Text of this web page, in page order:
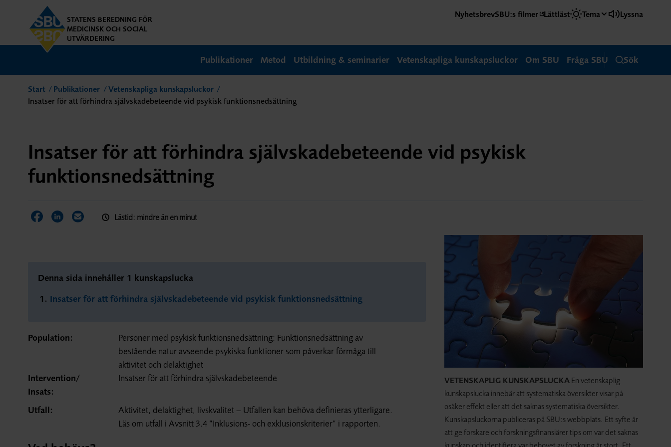
STATENS BEREDNING FÖR
MEDICINSK OCH SOCIAL
UTVÄRDERING
NyhetsbrevSBU:s filmer Lättläst Tema Lyssna
Publikationer Metod Utbildning & seminarier Vetenskapliga kunskapsluckor Om SBU Fråga SBU Sök
Start Publikationer
Vetenskapliga kunskapsluckor
Insatser för att förhindra självskadebeteende vid psykisk funktionsnedsättning
Insatser för att förhindra självskadebeteende vid psykisk
funktionsnedsättning
Dela sidan på Facebook
Dela sidan på LinkedIn
Dela sidan via E-post
Lästid: mindre än en minut
Denna sida innehåller 1 kunskapslucka
Insatser för att förhindra självskadebeteende vid psykisk funktionsnedsättning
Population:
Personer med psykisk funktionsnedsättning: Funktionsnedsättning av
bestående natur avseende psykiska funktioner som påverkar förmåga till
aktivitet och delaktighet
Intervention/
Insats:
Insatser för att förhindra självskadebeteende
Utfall:
Aktivitet, delaktighet, livskvalitet – Utfallen kan behöva definieras ytterligare.
Läs om utfall i Avsnitt 3.4 ”Inklusions- och exklusionskriterier” i rapporten.
VETENSKAPLIG KUNSKAPSLUCKAEn vetenskaplig
kunskapslucka innebär att systematiska översikter visar på
osäker effekt eller att det saknas systematiska översikter.
Kunskapsluckorna publiceras på SBU:s webbplats. Ett syfte är
att ge forskare och forskningsfinansiärer tips om var det saknas